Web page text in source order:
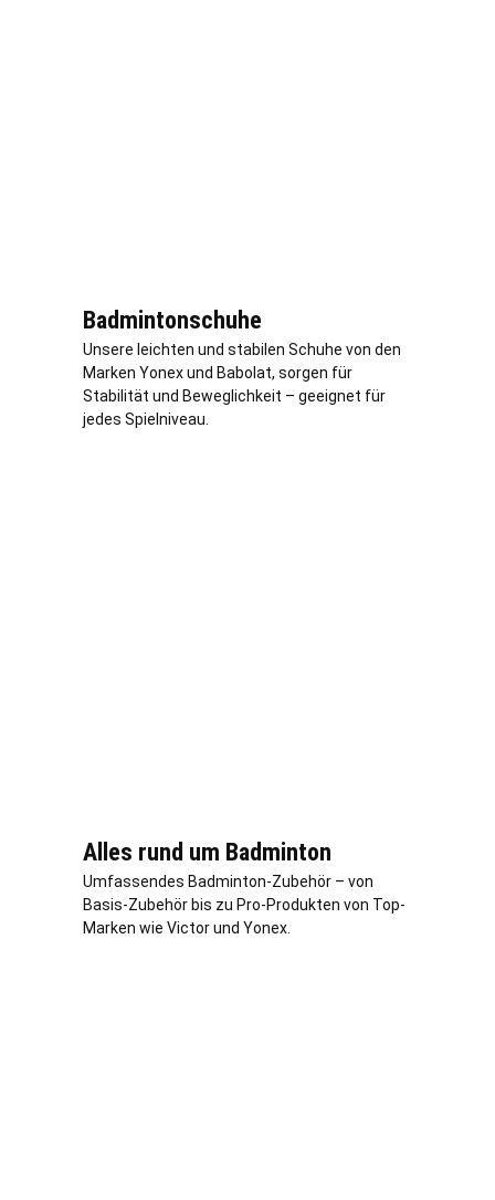
Badmintonschuhe
Unsere leichten und stabilen Schuhe von den
Marken Yonex und Babolat, sorgen für
Stabilität und Beweglichkeit – geeignet für
jedes Spielniveau.
Alles rund um Badminton
Umfassendes Badminton-Zubehör – von
Basis-Zubehör bis zu Pro-Produkten von Top-
Marken wie Victor und Yonex.